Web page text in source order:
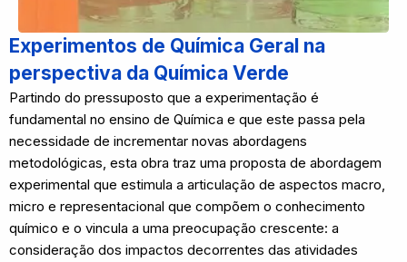
Experimentos de Química Geral na
perspectiva da Química Verde
Partindo do pressuposto que a experimentação é
fundamental no ensino de Química e que este passa pela
necessidade de incrementar novas abordagens
metodológicas, esta obra traz uma proposta de abordagem
experimental que estimula a articulação de aspectos macro,
micro e representacional que compõem o conhecimento
químico e o vincula a uma preocupação crescente: a
consideração dos impactos decorrentes das atividades